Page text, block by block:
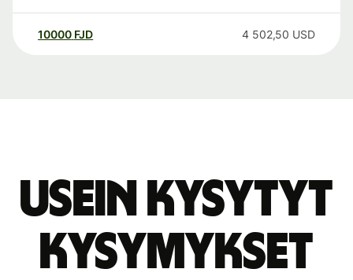
10000 FJD 4 502,50 USD
Usein kysytyt
kysymykset